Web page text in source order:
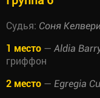
Судья: Соня
1 место — Aldia
гриффон
2 место — Egregia